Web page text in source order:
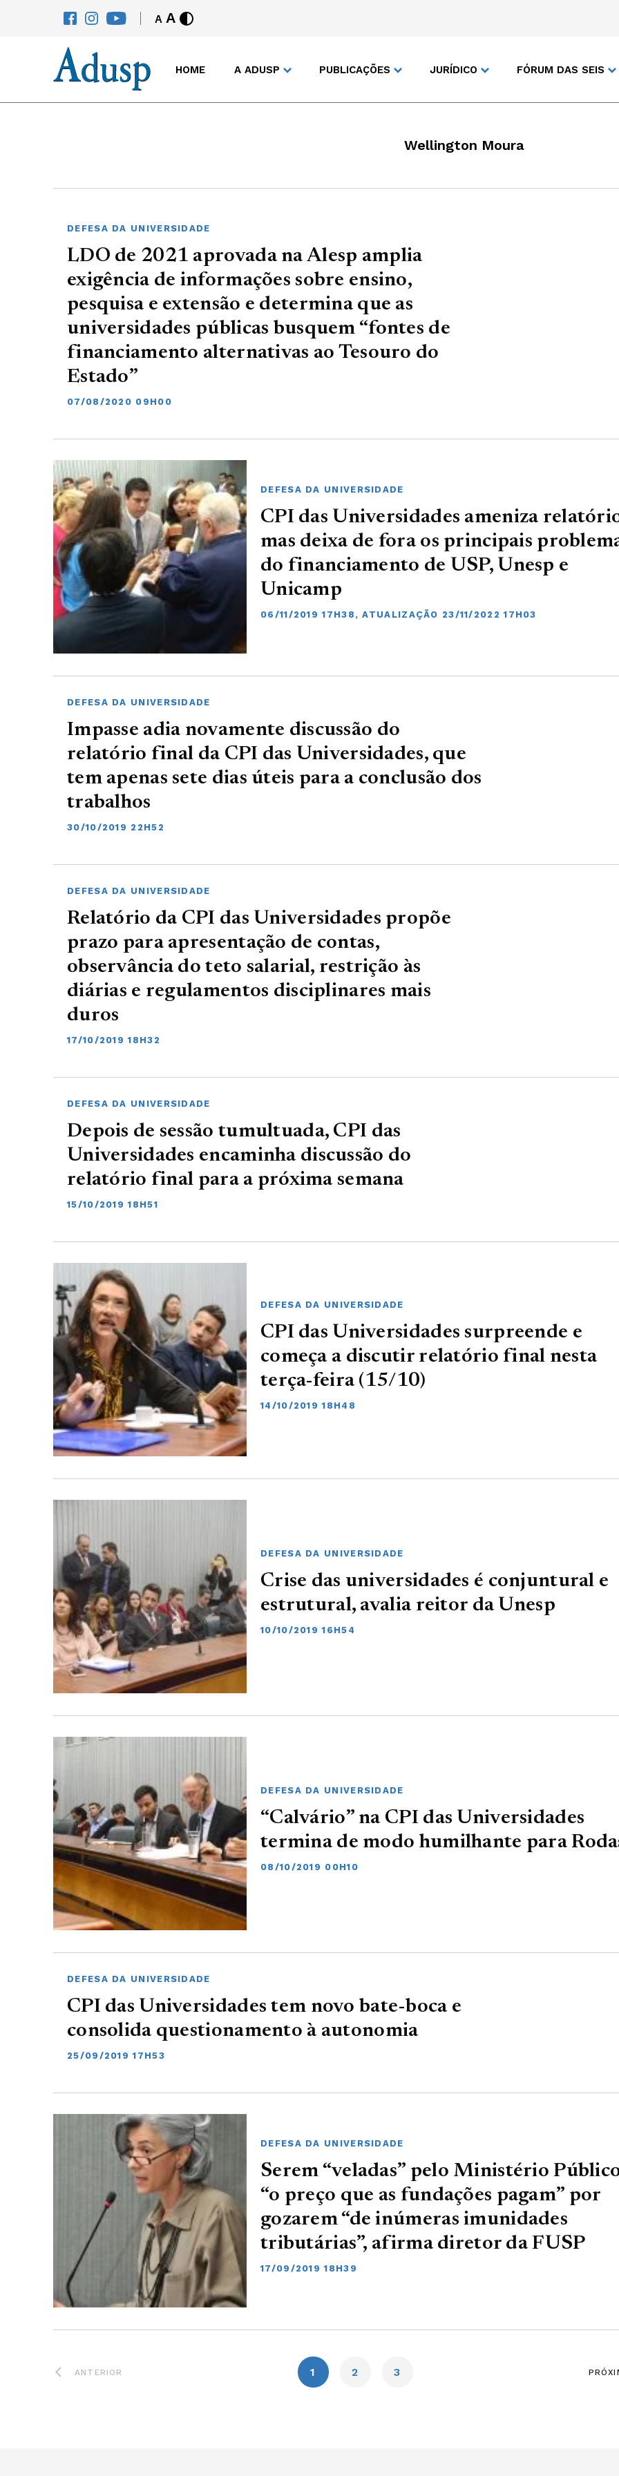
A A
HOME A ADUSP PUBLICAÇÕES JURÍDICO FÓRUM DAS SEIS
Wellington Moura
DEFESA DA UNIVERSIDADE
LDO de 2021 aprovada na Alesp amplia
exigência de informações sobre ensino,
pesquisa e extensão e determina que as
universidades públicas busquem “fontes de
financiamento alternativas ao Tesouro do
Estado”
07/08/2020 09H00
DEFESA DA UNIVERSIDADE
CPI das Universidades ameniza
mas deixa de fora os principais
do financiamento de USP, Unesp e
Unicamp
06/11/2019 17H38, ATUALIZAÇÃO 23/11/2022 17H03
DEFESA DA UNIVERSIDADE
Impasse adia novamente discussão do
relatório final da CPI das Universidades, que
tem apenas sete dias úteis para a conclusão dos
trabalhos
30/10/2019 22H52
DEFESA DA UNIVERSIDADE
Relatório da CPI das Universidades propõe
prazo para apresentação de contas,
observância do teto salarial, restrição às
diárias e regulamentos disciplinares mais
duros
17/10/2019 18H32
DEFESA DA UNIVERSIDADE
Depois de sessão tumultuada, CPI das
Universidades encaminha discussão do
relatório final para a próxima semana
15/10/2019 18H51
DEFESA DA UNIVERSIDADE
CPI das Universidades surpreende e
começa a discutir relatório final nesta
terça-feira (15/10)
14/10/2019 18H48
DEFESA DA UNIVERSIDADE
Crise das universidades é conjuntural e
estrutural, avalia reitor da Unesp
10/10/2019 16H54
DEFESA DA UNIVERSIDADE
“Calvário” na CPI das Universidades
termina de modo humilhante para
08/10/2019 00H10
DEFESA DA UNIVERSIDADE
CPI das Universidades tem novo bate-boca e
consolida questionamento à autonomia
25/09/2019 17H53
DEFESA DA UNIVERSIDADE
Serem “veladas” pelo Ministério
“o preço que as fundações pagam” por
gozarem “de inúmeras imunidades
tributárias”, afirma diretor da FUSP
17/09/2019 18H39
ANTERIOR 1 2 3